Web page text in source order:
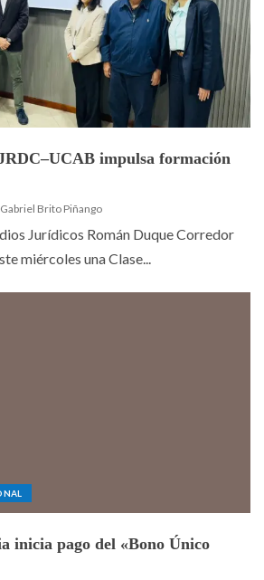
impulsa formación
Gabriel Brito Piñango
Jurídicos Román Duque Corredor
miércoles una Clase...
inicia pago del «Bono Único